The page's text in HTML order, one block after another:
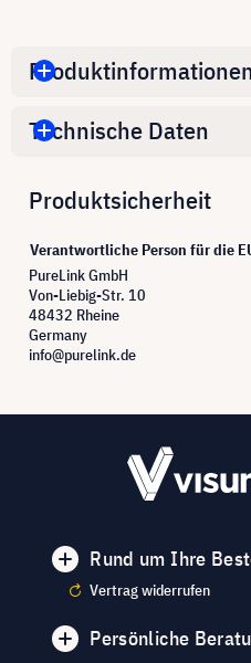
Technische Daten
Produktsicherheit
Verantwortliche Person für die
PureLink GmbH
Von-Liebig-Str. 10
48432 Rheine
Germany
info@purelink.de
Rund um Ihre
Vertrag widerrufen
Persönliche